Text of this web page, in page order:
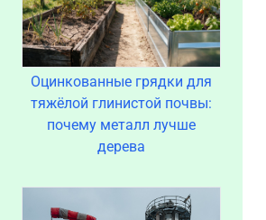
Оцинкованные грядки для
тяжёлой глинистой почвы:
почему металл лучше
дерева